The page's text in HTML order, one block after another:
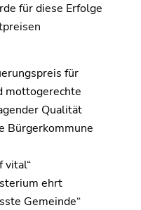
für diese Erfolge
für
mottogerechte
Qualität
Bürgerkommune
vital“
ehrt
Gemeinde“